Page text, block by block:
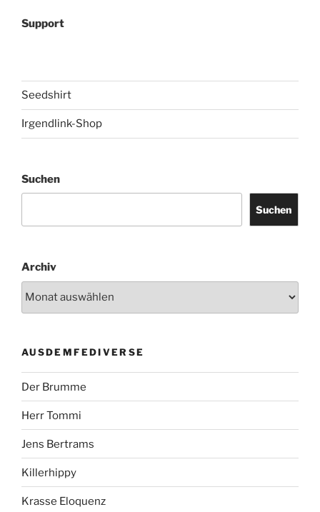
Support
Seedshirt
Irgendlink-Shop
Suchen
Suchen
Archiv
AUSDEMFEDIVERSE
Der Brumme
Herr Tommi
Jens Bertrams
Killerhippy
Krasse Eloquenz